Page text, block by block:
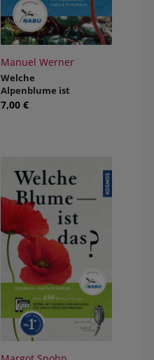
Manuel Werner
Welche
Alpenblume ist
das?
7,00 €